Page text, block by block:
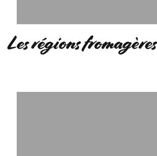
Les régions fromagères